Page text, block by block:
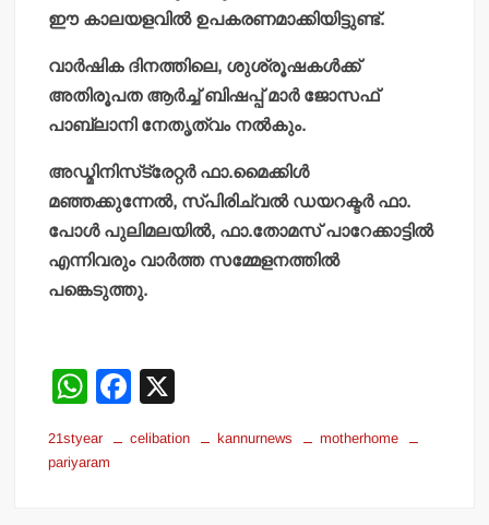
ഈ കാലയളവില്‍ ഉപകരണമാക്കിയിട്ടുണ്ട്.
വാര്‍ഷിക ദിനത്തിലെ, ശുശ്രൂഷകള്‍ക്ക്
അതിരൂപത ആര്‍ച്ച് ബിഷപ്പ് മാര്‍ ജോസഫ്
പാബ്ലാനി നേതൃത്വം നല്‍കും.
അഡ്മിനിസ്‌ട്രേറ്റര്‍ ഫാ.മൈക്കിള്‍
മഞ്ഞക്കുന്നേല്‍, സ്പിരിച്വല്‍ ഡയറക്ടര്‍ ഫാ.
പോള്‍ പുലിമലയില്‍, ഫാ.തോമസ് പാറേക്കാട്ടില്‍
എന്നിവരും വാര്‍ത്ത സമ്മേളനത്തില്‍
പങ്കെടുത്തു.
W
at
F
c
21styear celibation kannurnews
motherhome
pariyaram